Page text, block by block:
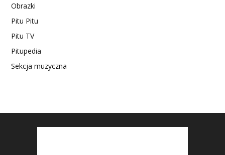
Obrazki
Pitu Pitu
Pitu TV
Pitupedia
Sekcja muzyczna